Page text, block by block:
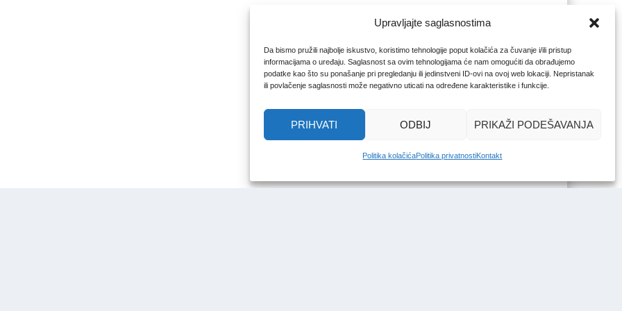
Upravljajte saglasnostima
Da bismo pružili najbolje iskustvo, koristimo tehnologije poput kolačića za čuvanje i/ili pristup
informacijama o uređaju. Saglasnost sa ovim tehnologijama će nam omogućiti da obrađujemo
podatke kao što su ponašanje pri pregledanju ili jedinstveni ID-ovi na ovoj web lokaciji. Nepristanak
ili povlačenje saglasnosti može negativno uticati na određene karakteristike i funkcije.
PRIHVATI ODBIJ PRIKAŽI PODEŠAVANJA
Politika kolačićaPolitika privatnostiKontakt